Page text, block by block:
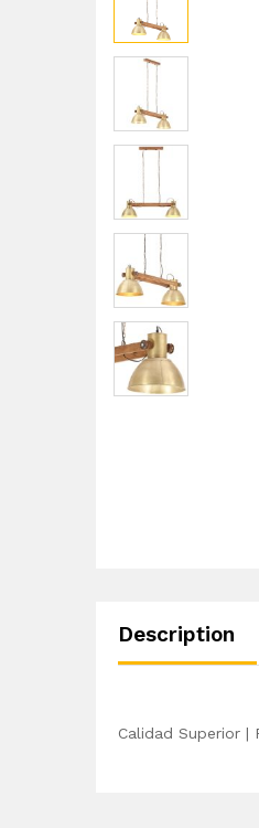
Description
Calidad Superior |